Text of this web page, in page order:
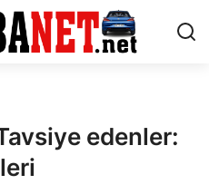
edenler: